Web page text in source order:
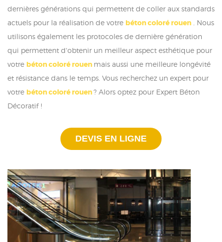
dernières générations qui permettent de coller aux standards
actuels pour la réalisation de votre béton coloré rouen . Nous
utilisons également les protocoles de dernière génération
qui permettent d'obtenir un meilleur aspect esthétique pour
votre béton coloré rouen mais aussi une meilleure longévité
et résistance dans le temps. Vous recherchez un expert pour
votre béton coloré rouen? Alors optez pour Expert Béton
Décoratif !
DEVIS EN LIGNE